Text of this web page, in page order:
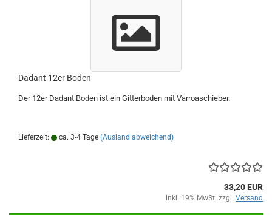
Dadant 12er Boden
Der 12er Dadant Boden ist ein Gitterboden mit Varroaschieber.
Lieferzeit: ca. 3-4 Tage (Ausland abweichend)
33,20 EUR
inkl. 19% MwSt. zzgl. Versand